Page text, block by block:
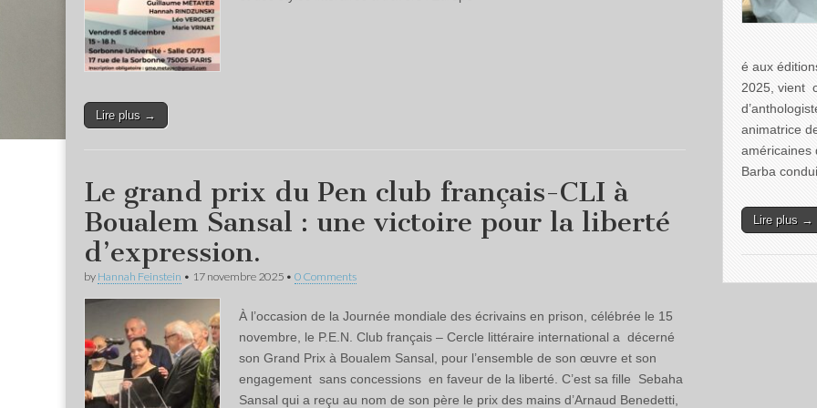
Lire plus →
Le grand prix du Pen club français-CLI à
Boualem Sansal : une victoire pour la liberté
d’expression.
by Hannah Feinstein • 17 novembre 2025 • 0 Comments
À l’occasion de la Journée mondiale des écrivains en prison, célébrée le 15
novembre, le P.E.N. Club français – Cercle littéraire international a décerné
son Grand Prix à Boualem Sansal, pour l’ensemble de son œuvre et son
engagement sans concessions en faveur de la liberté. C’est sa fille Sebaha
Sansal qui a reçu au nom de son père le prix des mains d’Arnaud Benedetti,
é aux
2025, vient
animatrice
américaines
Barba
Lire plus →